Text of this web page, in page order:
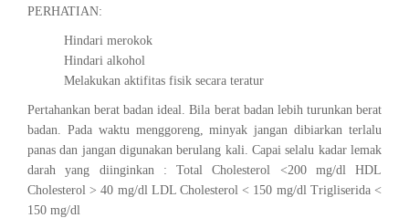
PERHATIAN:
Hindari merokok
Hindari alkohol
Melakukan aktifitas fisik secara teratur
Pertahankan berat badan ideal. Bila berat badan lebih turunkan berat
badan. Pada waktu menggoreng, minyak jangan dibiarkan terlalu
panas dan jangan digunakan berulang kali. Capai selalu kadar lemak
darah yang diinginkan : Total Cholesterol <200 mg/dl HDL
Cholesterol > 40 mg/dl LDL Cholesterol < 150 mg/dl Trigliserida <
150 mg/dl